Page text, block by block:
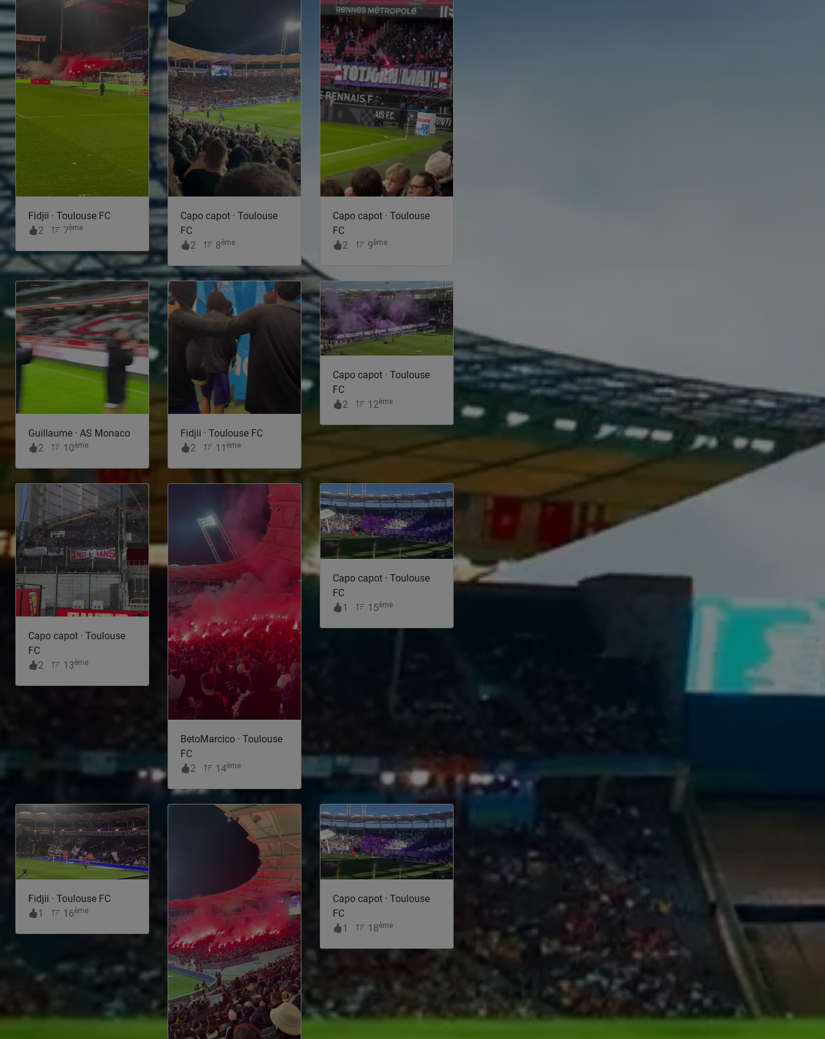
Fidjii · Toulouse FC
2
7ème
Capo capot · Toulouse
FC
2
8ème
Capo capot · Toulouse
FC
2
9ème
Guillaume · AS Monaco
2
10ème
Fidjii · Toulouse FC
2
11 ème
Capo capot · Toulouse
FC
2
12ème
Capo capot · Toulouse
FC
2
13ème
BetoMarcico · Toulouse
FC
2
14ème
Capo capot · Toulouse
FC
1
15ème
Fidjii · Toulouse FC
1
16ème
Capo capot · Toulouse
FC
1
18ème